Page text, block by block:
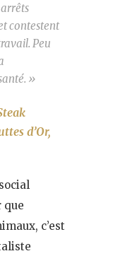
contestent
Peu
»
d’Or,
que
c’est